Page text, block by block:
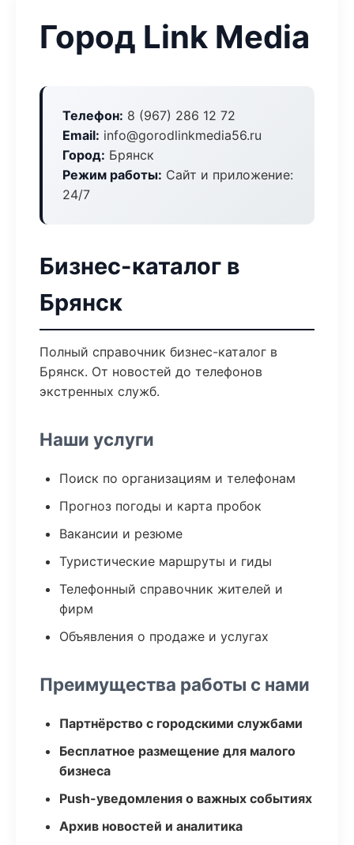
Город Link Media
Телефон: 8 (967) 286 12 72
Email: info@gorodlinkmedia56.ru
Город: Брянск
Режим работы: Сайт и приложение:
24/7
Бизнес-каталог в
Брянск
Полный справочник бизнес-каталог в
Брянск. От новостей до телефонов
экстренных служб.
Наши услуги
Поиск по организациям и телефонам
Прогноз погоды и карта пробок
Вакансии и резюме
Туристические маршруты и гиды
Телефонный справочник жителей и
фирм
Объявления о продаже и услугах
Преимущества работы с нами
Партнёрство с городскими службами
Бесплатное размещение для малого
бизнеса
Push-уведомления о важных событиях
Архив новостей и аналитика